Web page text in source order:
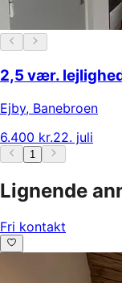
2,5 vær.
Ejby, Banebroen
6.400 kr.22. juli
1
Lignende
Fri kontakt